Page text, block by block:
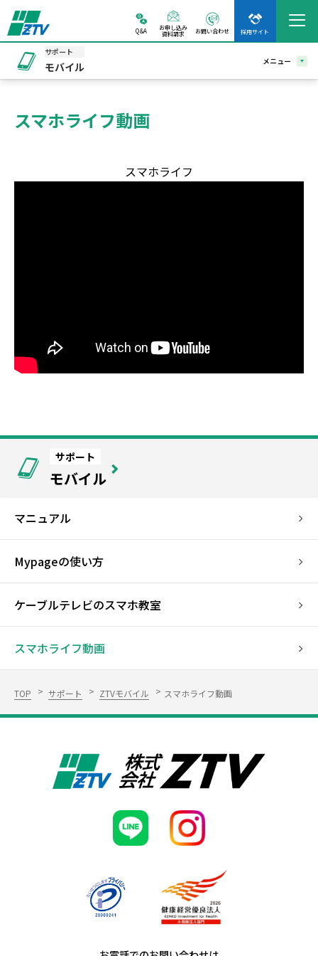
Q&A
お申し込み
資料請求
お問い合わせ 採用サイト
サポート
モバイル メニュー
スマホライフ動画
スマホライフ
サポート
モバイル
マニュアル
Mypageの使い方
ケーブルテレビのスマホ教室
スマホライフ動画
TOP サポート ZTVモバイル スマホライフ動画